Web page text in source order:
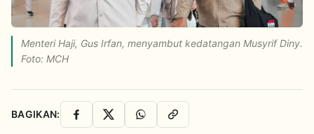
Menteri Haji, Gus Irfan, menyambut kedatangan Musyrif Diny.
Foto: MCH
BAGIKAN: Facebook
X WhatsAppSalin Link